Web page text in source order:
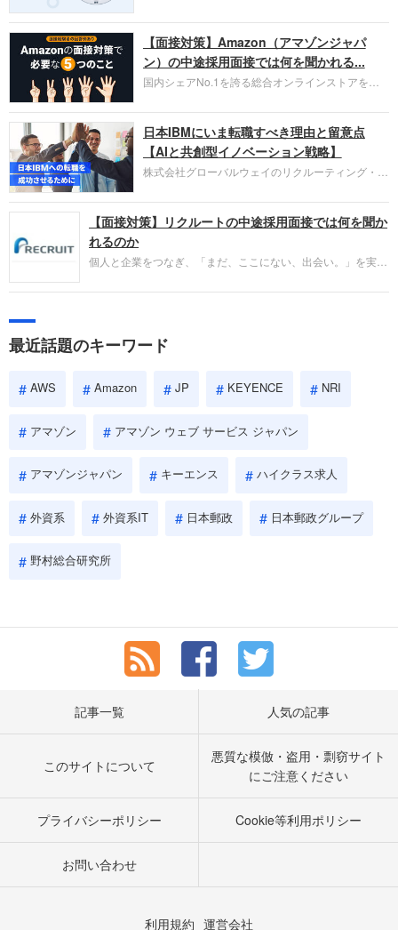
お勧めするイチオシ企業をご紹介します。今回はク
ラウド型CRMプラットフォームを提供する
HubSpot Japan（ハブスポット・ジャパン）株式会
社です。採用面接対策の企業研究にご活用くださ
い。
【面接対策】Amazon（アマゾンジャパ
ン）の中途採用面接では何を聞かれる...
国内シェアNo.1を誇る総合オンラインストアを運
圧倒的な存在感を持つAmazon。中途採用面接では
過去の具体的な業務成果やリーダーシップの発揮、
失敗からの学びが重視され、人間性やカルチャーフ
ィットも評価対象となり、長期的に成長できる仲間
であるかを多角的に審査されます。
日本IBMにいま転職すべき理由と留意点
【AIと共創型イノベーション戦略】
株式会社グローバルウェイのリクルーティング・パ
パーソンが利用する企業口コミサイト「キャリコ
ネ」の転職エージェントがお勧めするイチオシ企業
IBMです。採用面接対策の企業研究にご活用くださ
い。
【面接対策】リクルートの中途採用面接では何を聞か
れるのか
個人と企業をつなぎ、「まだ、ここにない、出会い。」を実現
やこれまでの成果を具体的に問われるほか、「人間性」も評価
しょう。
最近話題のキーワード
AWS Amazon JP KEYENCE NRI
アマゾン アマゾン ウェブ サービス ジャパン
アマゾンジャパン キーエンス ハイクラス求人
外資系 外資系IT 日本郵政 日本郵政グループ
野村総合研究所
記事一覧 人気の記事
このサイトについて
悪質な模倣・盗用・剽窃サイト
にご注意ください
プライバシーポリシー Cookie等利用ポリシー
お問い合わせ
利用規約 運営会社